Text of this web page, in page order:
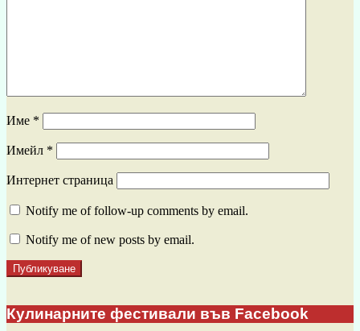
Име *
Имейл *
Интернет страница
Notify me of follow-up comments by email.
Notify me of new posts by email.
Кулинарните фестивали във Facebook